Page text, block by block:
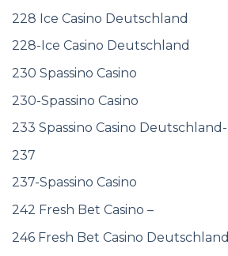
228 Ice Casino Deutschland
228-Ice Casino Deutschland
230 Spassino Casino
230-Spassino Casino
233 Spassino Casino Deutschland-
237
237-Spassino Casino
242 Fresh Bet Casino –
246 Fresh Bet Casino Deutschland